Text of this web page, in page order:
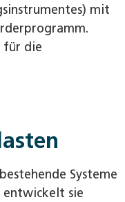
mit
für die
Systeme
entwickelt sie